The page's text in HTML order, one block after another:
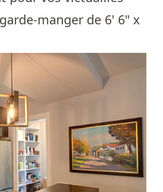
manger de 6' 6" x